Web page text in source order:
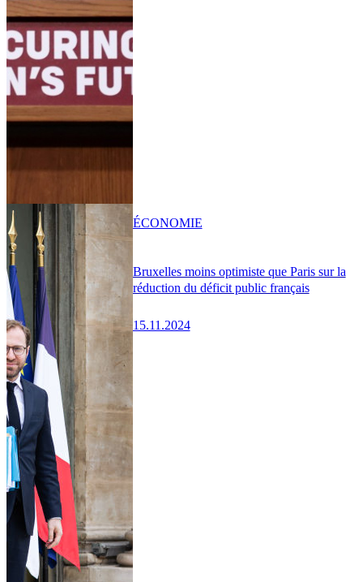
Bruxelles moins optimiste que Paris sur la
réduction du déficit public français
15.11.2024
ÉCONOMIE